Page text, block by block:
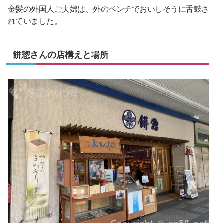
金髪の外国人ご夫婦は、外のベンチでおいしそうに舌鼓さ
れていました。
餅惣さんの店構えと場所